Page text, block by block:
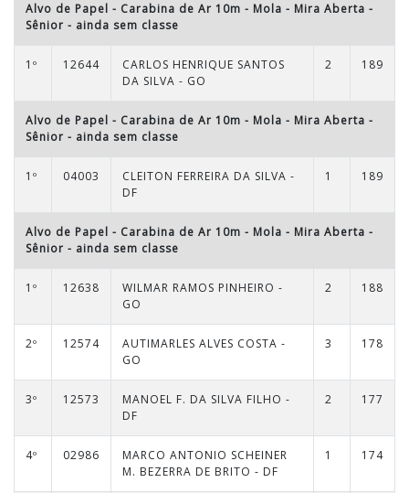
Alvo de Papel - Carabina de Ar 10m - Mola - Mira Aberta -
Sênior - ainda sem classe
1º 12644
CARLOS HENRIQUE SANTOS
DA SILVA - GO
2 189
Alvo de Papel - Carabina de Ar 10m - Mola - Mira Aberta -
Sênior - ainda sem classe
1º 04003
CLEITON FERREIRA DA SILVA -
DF
1 189
Alvo de Papel - Carabina de Ar 10m - Mola - Mira Aberta -
Sênior - ainda sem classe
1º 12638
WILMAR RAMOS PINHEIRO -
GO
2 188
2º 12574
AUTIMARLES ALVES COSTA -
GO
3 178
3º 12573
MANOEL F. DA SILVA FILHO -
DF
2 177
4º 02986
MARCO ANTONIO SCHEINER
M. BEZERRA DE BRITO - DF
1 174